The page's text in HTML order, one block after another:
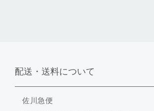
配送・送料について
佐川急便